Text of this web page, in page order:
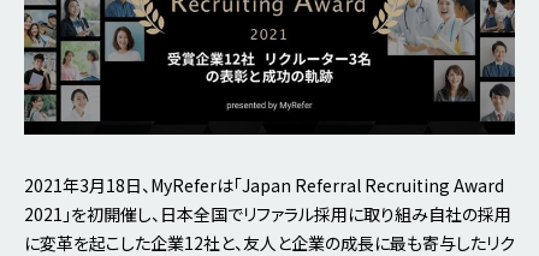
2021年3月18日、MyReferは「Japan Referral Recruiting Award
2021」を初開催し、日本全国でリファラル採用に取り組み自社の採用
に変革を起こした企業12社と、友人と企業の成長に最も寄与したリク